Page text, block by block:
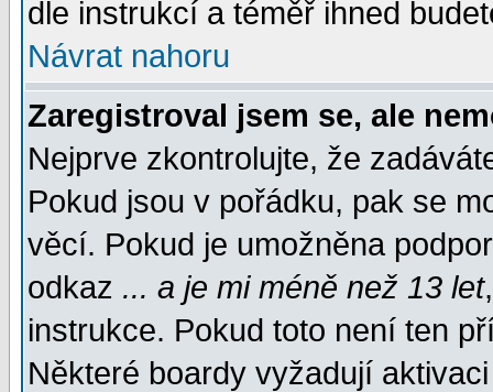
dle instrukcí a téměř ihned
Návrat nahoru
Zaregistroval jsem se, ale
Nejprve zkontrolujte, že
Pokud jsou v pořádku, pak se
věcí. Pokud je umožněna
odkaz ... a je mi méně než 13 let
instrukce. Pokud toto není ten
Některé boardy vyžadují